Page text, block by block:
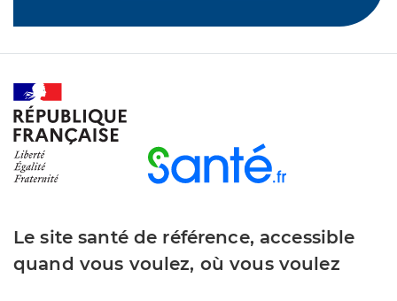
Le site santé de référence, accessible
quand vous voulez, où vous voulez